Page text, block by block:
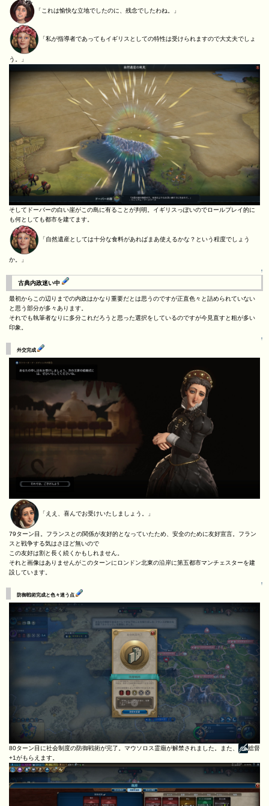
「これは愉快な立地でしたのに、残念でしたわね。」
「私が指導者であってもイギリスとしての特性は受けられますので大丈夫でしょ
う。」
そしてドーバーの白い崖がこの島に有ることが判明。イギリスっぽいのでロールプレイ的に
も何としても都市を建てます。
「自然遺産としては十分な食料があればまあ使えるかな？という程度でしょう
か。」
↑
古典内政迷い中
最初からこの辺りまでの内政はかなり重要だとは思うのですが正直色々と詰められていない
と思う部分が多々あります。
それでも執筆者なりに多分これだろうと思った選択をしているのですが今見直すと粗が多い
印象。
↑
外交完成
「ええ、喜んでお受けいたしましょう。」
79ターン目。フランスとの関係が友好的となっていたため、安全のために友好宣言。フラン
スと戦争する気はさほど無いので
この友好は割と長く続くかもしれません。
それと画像はありませんがこのターンにロンドン北東の沿岸に第五都市マンチェスターを建
設しています。
↑
防御戦術完成と色々迷う点
80ターン目に社会制度の防御戦術が完了。マウソロス霊廟が解禁されました。また、
総督
+1がもらえます。